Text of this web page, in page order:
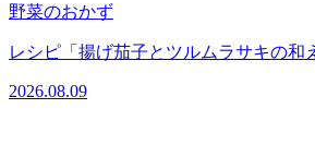
野菜のおかず
レシピ「揚げ茄子とツルムラサキの和
2026.08.09